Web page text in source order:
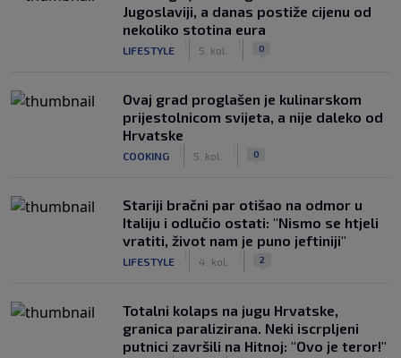
Jugoslaviji, a danas postiže cijenu od
nekoliko stotina eura
LIFESTYLE 5. kol. 0
Ovaj grad proglašen je kulinarskom
prijestolnicom svijeta, a nije daleko od
Hrvatske
COOKING 5. kol. 0
Stariji bračni par otišao na odmor u
Italiju i odlučio ostati: "Nismo se htjeli
vratiti, život nam je puno jeftiniji"
LIFESTYLE 4. kol. 2
Totalni kolaps na jugu Hrvatske,
granica paralizirana. Neki iscrpljeni
putnici završili na Hitnoj: "Ovo je teror!"